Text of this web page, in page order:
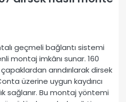
geçmeli bağlantı sistemi
montaj imkânı sunar. 160
arındırılarak dirsek
üzerine uygun kaydırıcı
sağlanır. Bu montaj yöntemi